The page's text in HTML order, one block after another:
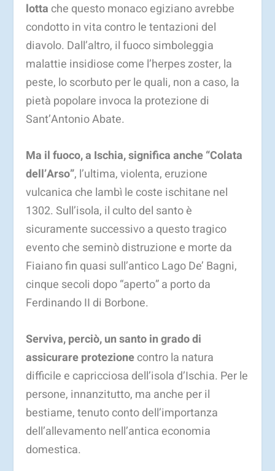
lotta che questo monaco egiziano avrebbe
condotto in vita contro le tentazioni del
diavolo. Dall’altro, il fuoco simboleggia
malattie insidiose come l’herpes zoster, la
peste, lo scorbuto per le quali, non a caso, la
pietà popolare invoca la protezione di
Sant’Antonio Abate.
Ma il fuoco, a Ischia, significa anche “Colata
dell’Arso”, l’ultima, violenta, eruzione
vulcanica che lambì le coste ischitane nel
1302. Sull’isola, il culto del santo è
sicuramente successivo a questo tragico
evento che seminò distruzione e morte da
Fiaiano fin quasi sull’antico Lago De’ Bagni,
cinque secoli dopo “aperto” a porto da
Ferdinando II di Borbone.
Serviva, perciò, un santo in grado di
assicurare protezionecontro la natura
difficile e capricciosa dell’isola d’Ischia. Per le
persone, innanzitutto, ma anche per il
bestiame, tenuto conto dell’importanza
dell’allevamento nell’antica economia
domestica.